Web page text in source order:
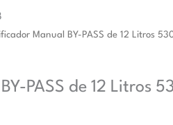
Manual BY-PASS de 12 Litros
PASS de 12 Litros